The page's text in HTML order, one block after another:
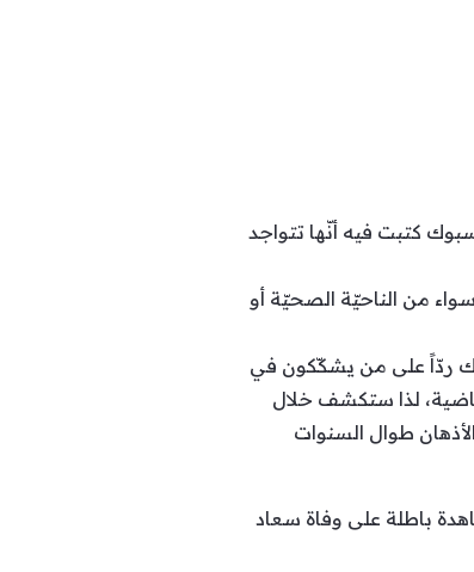
كتبت فيه أنّها تتواجد
من الناحيّة الصحيّة أو
ردّاً على من يشكّكون في
لذا ستكشف خلال
طوال السنوات
باطلة على وفاة سعاد